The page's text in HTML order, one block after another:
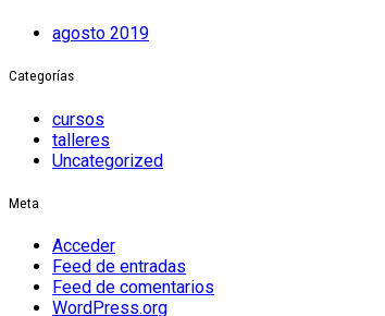
agosto 2019
Categorías
cursos
talleres
Uncategorized
Meta
Acceder
Feed de entradas
Feed de comentarios
WordPress.org